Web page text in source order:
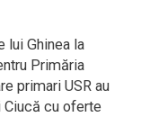
lui Ghinea la
Primăria
primari USR au
cu oferte